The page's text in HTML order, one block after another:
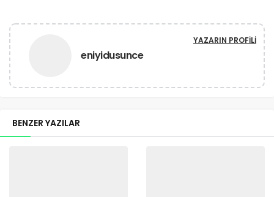
eniyidusunce
YAZARIN PROFILI
BENZER YAZILAR